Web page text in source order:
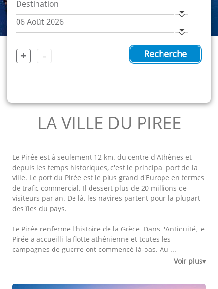
+ Recherche
LA VILLE DU PIREE
Le Pirée est à seulement 12 km. du centre d'Athènes et
depuis les temps historiques, c'est le principal port de la
ville. Le port du Pirée est le plus grand d'Europe en termes
de trafic commercial. Il dessert plus de 20 millions de
visiteurs par an. De là, les navires partent pour la plupart
des îles du pays.
Le Pirée renferme l'histoire de la Grèce. Dans l'Antiquité, le
Pirée a accueilli la flotte athénienne et toutes les
campagnes de guerre ont commencé là-bas. Au ...
Voir plus▾